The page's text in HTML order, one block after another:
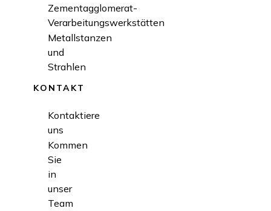
Zementagglomerat-
Verarbeitungswerkstätten
Metallstanzen
und
Strahlen
KONTAKT
Kontaktiere
uns
Kommen
Sie
in
unser
Team